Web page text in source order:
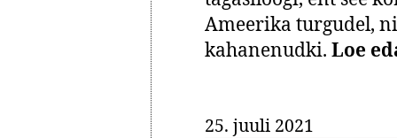
Ameerika turgudel,
kahanenudki. Loe
25. juuli 2021